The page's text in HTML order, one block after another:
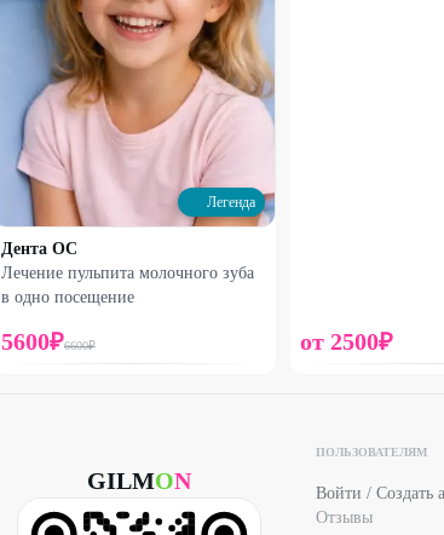
Легенда
Дента ОС
Лечение пульпита молочного зуба
в одно посещение
5600₽6600₽ от 2500₽
GILMON
ПОЛЬЗОВАТЕЛЯМ
Войти / Создать
Отзывы